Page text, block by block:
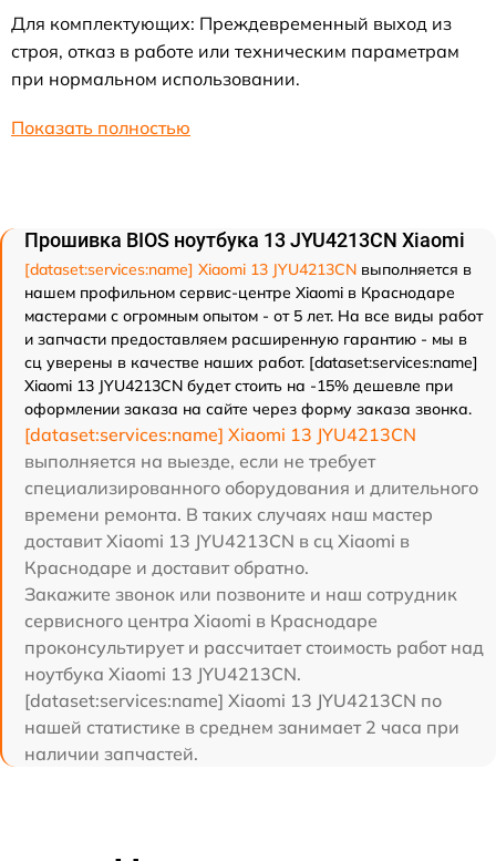
Для комплектующих: Преждевременный выход из
строя, отказ в работе или техническим параметрам
при нормальном использовании.
Показать полностью
Прошивка BIOS ноутбука 13 JYU4213CN Xiaomi
[dataset:services:name] Xiaomi 13 JYU4213CN выполняется в
нашем профильном сервис-центре Xiaomi в Краснодаре
мастерами с огромным опытом - от 5 лет. На все виды работ
и запчасти предоставляем расширенную гарантию - мы в
сц уверены в качестве наших работ. [dataset:services:name]
Xiaomi 13 JYU4213CN будет стоить на -15% дешевле при
оформлении заказа на сайте через форму заказа звонка.
[dataset:services:name] Xiaomi 13 JYU4213CN
выполняется на выезде, если не требует
специализированного оборудования и длительного
времени ремонта. В таких случаях наш мастер
доставит Xiaomi 13 JYU4213CN в сц Xiaomi в
Краснодаре и доставит обратно.
Закажите звонок или позвоните и наш сотрудник
сервисного центра Xiaomi в Краснодаре
проконсультирует и рассчитает стоимость работ над
ноутбука Xiaomi 13 JYU4213CN.
[dataset:services:name] Xiaomi 13 JYU4213CN по
нашей статистике в среднем занимает 2 часа при
наличии запчастей.